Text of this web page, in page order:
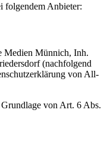
folgendem Anbieter:
Münnich, Inh.
(nachfolgend
von All-
von Art. 6 Abs.